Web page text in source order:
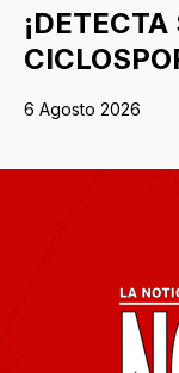
6 Agosto 2026